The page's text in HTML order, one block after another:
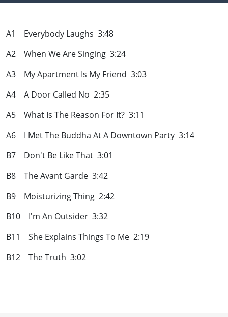
A1 Everybody Laughs 3:48
A2 When We Are Singing 3:24
A3 My Apartment Is My Friend 3:03
A4 A Door Called No 2:35
A5 What Is The Reason For It? 3:11
A6 I Met The Buddha At A Downtown Party 3:14
B7 Don't Be Like That 3:01
B8 The Avant Garde 3:42
B9 Moisturizing Thing 2:42
B10 I'm An Outsider 3:32
B11 She Explains Things To Me 2:19
B12 The Truth 3:02